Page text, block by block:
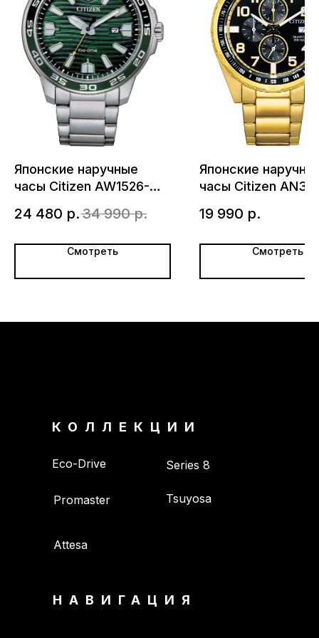
Японские наручные
часы Citizen AW1526-
24 480 р.34 990 р.
Смотреть
Японские
часы Citizen
19 990 р.
Смотреть
Series 8
Attesa
Promaster
НАВИГАЦИЯ
КОЛЛЕКЦИИ
Eco-Drive
Tsuyosa